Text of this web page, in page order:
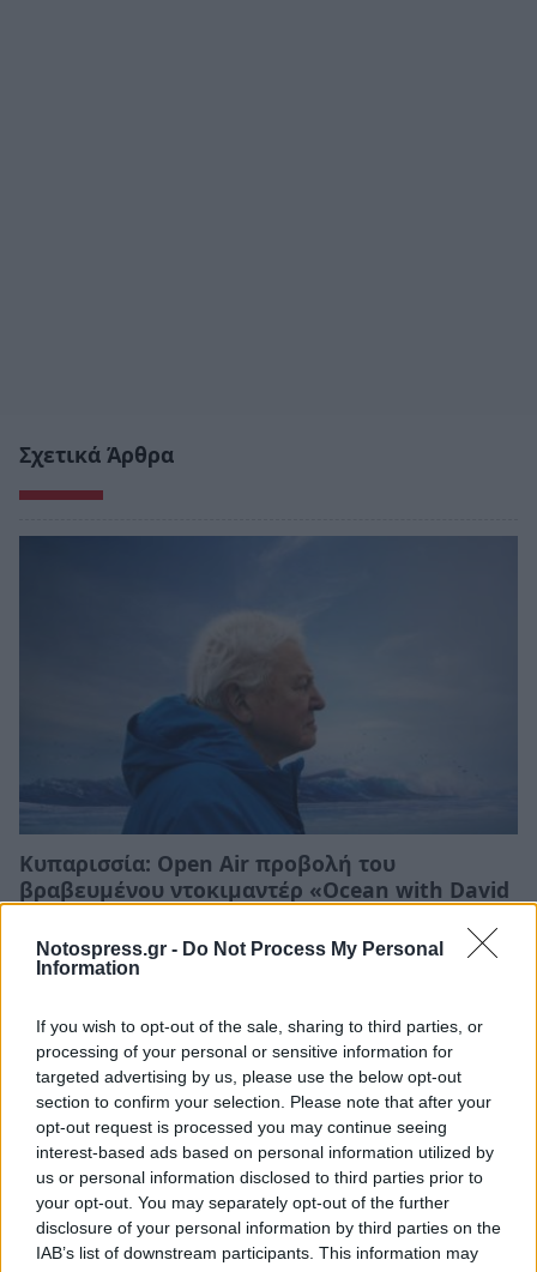
Notospress.gr - Do Not Process My Personal
Information
If you wish to opt-out of the sale, sharing to third parties, or
processing of your personal or sensitive information for
targeted advertising by us, please use the below opt-out
section to confirm your selection. Please note that after your
opt-out request is processed you may continue seeing
interest-based ads based on personal information utilized by
us or personal information disclosed to third parties prior to
your opt-out. You may separately opt-out of the further
disclosure of your personal information by third parties on the
IAB’s list of downstream participants. This information may
Σχετικά Άρθρα
Κυπαρισσία: Open Air προβολή του
βραβευμένου ντοκιμαντέρ «Ocean with David
04/08/2026 11:36